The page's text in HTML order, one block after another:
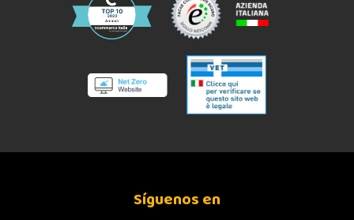
Síguenos en